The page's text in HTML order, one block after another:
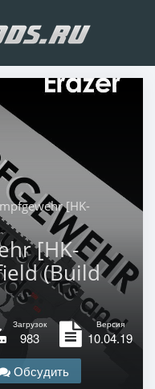
[HK-
[HK-
(Build
Загрузок
983
Версия
10.04.19
Обсудить